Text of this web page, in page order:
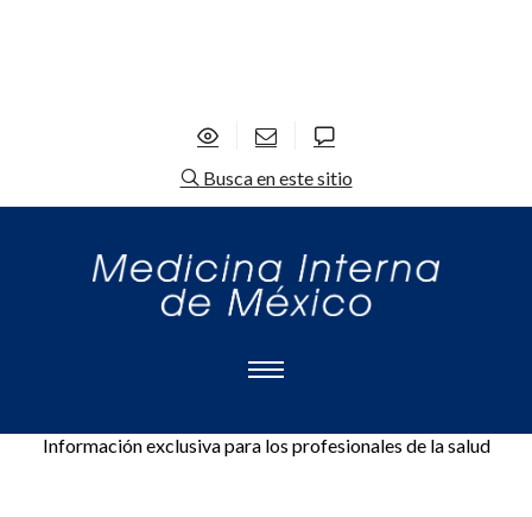
Busca en este sitio
Información exclusiva para los profesionales de la salud